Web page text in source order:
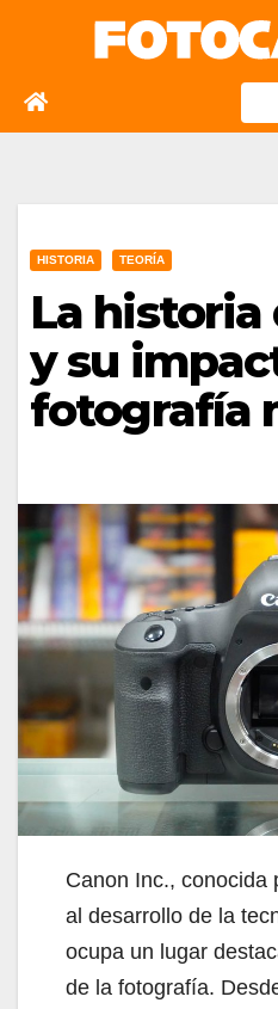
contenido
HISTORIA TEORÍA
La historia
y su
fotografía
Canon Inc., conocida
al desarrollo de la
ocupa un lugar
de la fotografía.